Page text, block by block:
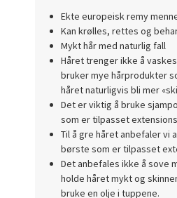
Ekte europeisk remy
Kan krølles, rettes og
Mykt hår med naturlig fall
Håret trenger ikke å
bruker mye hårprodukter
håret naturligvis bli mer
Det er viktig å bruke
som er tilpasset
Til å gre håret anbefaler vi
børste som er tilpasset
Det anbefales ikke å sove
holde håret mykt og
bruke en olje i tuppene.